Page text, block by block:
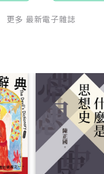
更多 最新電子雜誌